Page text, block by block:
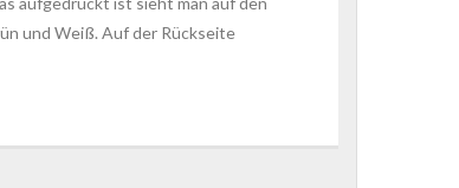
und Weiß. Auf der Rückseite